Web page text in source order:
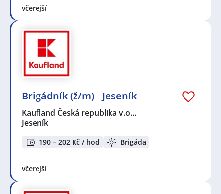
včerejší
Brigádník (ž/m) - Jeseník
Kaufland Česká republika v.o…
Jeseník
190 – 202 Kč / hod Brigáda
včerejší